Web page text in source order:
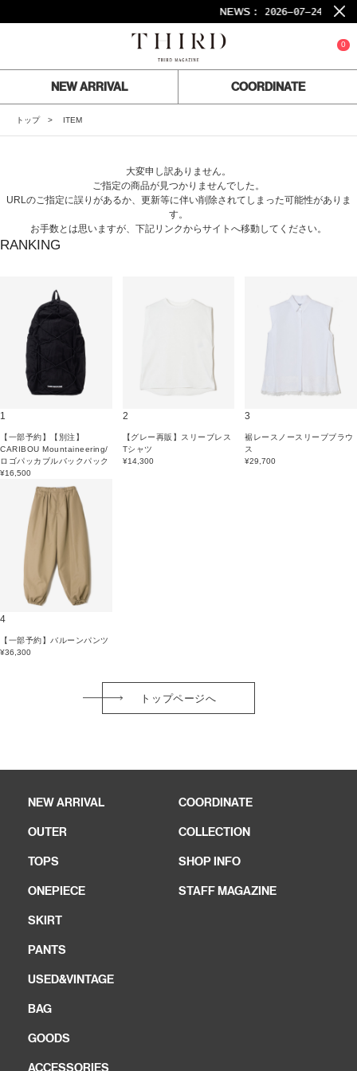
NEWS : 2026-07-24
0
NEW ARRIVAL COORDINATE
トップ ITEM
大変申し訳ありません。
ご指定の商品が見つかりませんでした。
URLのご指定に誤りがあるか、更新等に伴い削除されてしまった可能性がありま
す。
お手数とは思いますが、下記リンクからサイトへ移動してください。
RANKING
1
【一部予約】【別注】
CARIBOU Mountaineering/
ロゴパッカブルバックパック
¥16,500
2
【グレー再販】スリーブレス
Tシャツ
¥14,300
3
裾レースノースリーブブラウ
ス
¥29,700
4
【一部予約】バルーンパンツ
¥36,300
トップページへ
NEW ARRIVAL
OUTER
TOPS
ONEPIECE
SKIRT
PANTS
USED&VINTAGE
BAG
GOODS
ACCESSORIES
COORDINATE
COLLECTION
SHOP INFO
STAFF MAGAZINE